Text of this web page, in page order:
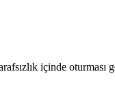
içinde oturması